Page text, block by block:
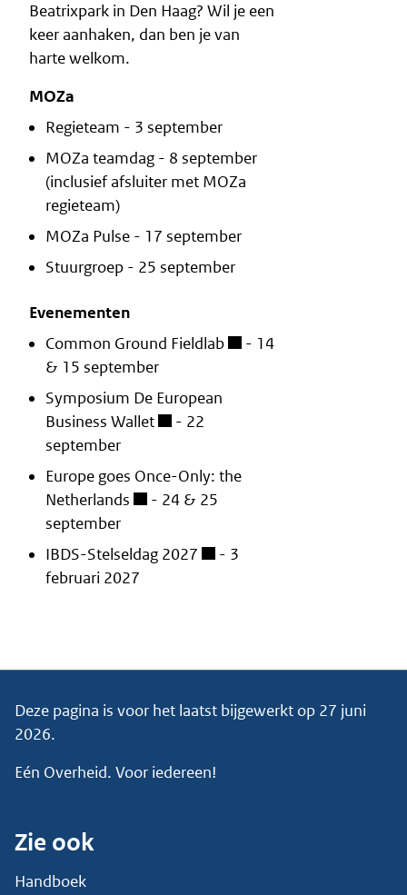
Beatrixpark in Den Haag? Wil je een
keer aanhaken, dan ben je van
harte welkom.
MOZa
Regieteam - 3 september
MOZa teamdag - 8 september
(inclusief afsluiter met MOZa
regieteam)
MOZa Pulse - 17 september
Stuurgroep - 25 september
Evenementen
Common Ground Fieldlab
- 14
& 15 september
Symposium De European
Business Wallet
- 22
september
Europe goes Once-Only: the
Netherlands
- 24 & 25
september
IBDS-Stelseldag 2027
- 3
februari 2027
Deze pagina is voor het laatst bijgewerkt op 27 juni
2026.
Eén Overheid. Voor iedereen!
Zie ook
Handboek